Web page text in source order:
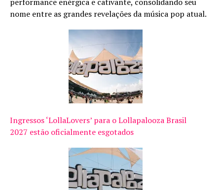
nome entre as grandes revelações da música pop atual.
Ingressos ‘LollaLovers’ para o Lollapalooza Brasil
2027 estão oficialmente esgotados